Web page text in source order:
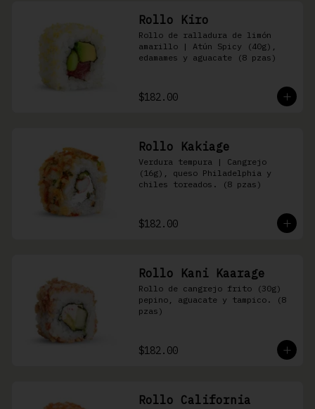
Rollo Kiro
Rollo de ralladura de limón
amarillo | Atún Spicy (40g),
edamames y aguacate (8 pzas)
$182.00
Rollo Kakiage
Verdura tempura | Cangrejo
(16g), queso Philadelphia y
chiles toreados. (8 pzas)
$182.00
Rollo Kani Kaarage
Rollo de cangrejo frito (30g)
pepino, aguacate y tampico. (8
pzas)
$182.00
Rollo California